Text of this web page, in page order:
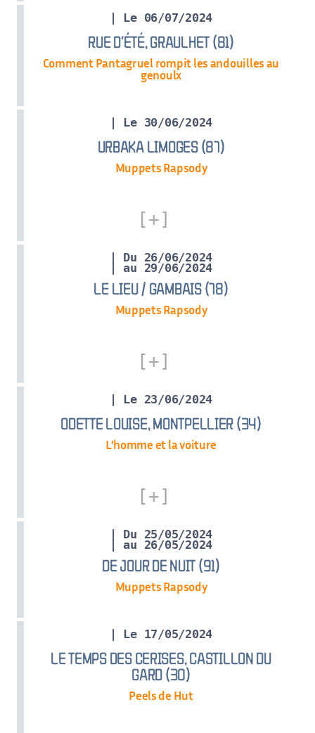
| Le 06/07/2024
RUE D’ÉTÉ, GRAULHET (81)
Comment Pantagruel rompit les andouilles au
genoulx
| Le 30/06/2024
URBAKA LIMOGES (87)
Muppets Rapsody
| Du 26/06/2024
LE LIEU / GAMBAIS (78)
| au 29/06/2024
Muppets Rapsody
| Le 23/06/2024
ODETTE LOUISE, MONTPELLIER (34)
L’homme et la voiture
| Du 25/05/2024
DE JOUR DE NUIT (91)
| au 26/05/2024
Muppets Rapsody
| Le 17/05/2024
LE TEMPS DES CERISES, CASTILLON DU
GARD (30)
Peels de Hut